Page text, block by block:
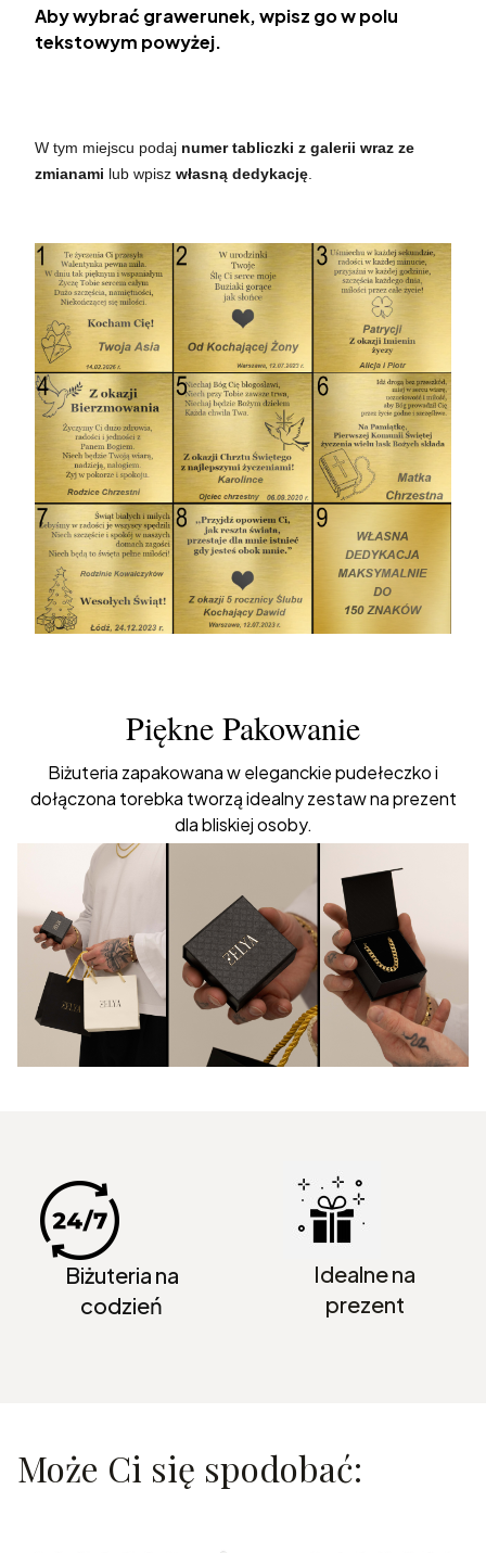
Aby wybrać grawerunek, wpisz go w polu
tekstowym powyżej.
W tym miejscu podaj numer tabliczki z galerii wraz ze
zmianami lub wpisz własną dedykację
Piękne Pakowanie
Biżuteria zapakowana w eleganckie pudełeczko i
dołączona torebka tworzą idealny zestaw na prezent
dla bliskiej osoby.
Biżuteria na
codzień
Idealne na
prezent
Może Ci się spodobać: